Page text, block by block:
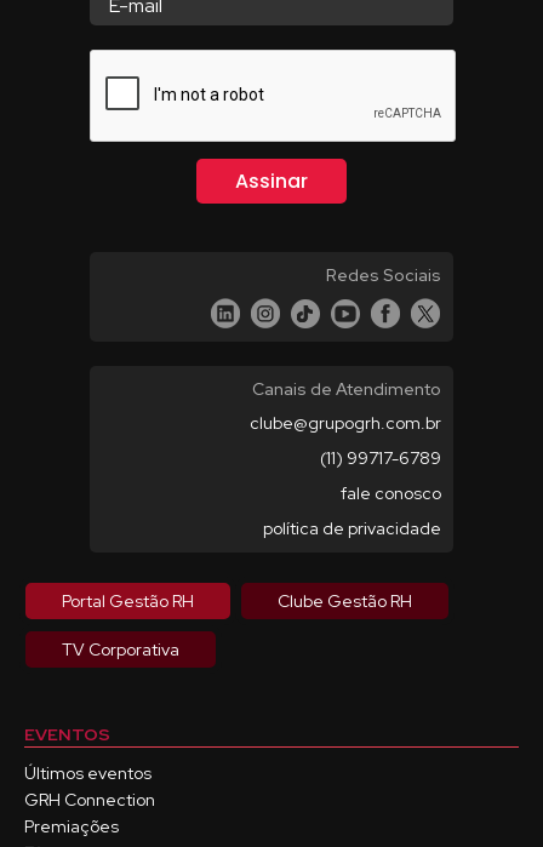
Redes Sociais
Canais de Atendimento
clube@grupogrh.com.br
(11) 99717-6789
fale conosco
política de privacidade
Portal Gestão RH Clube Gestão RH
TV Corporativa
EVENTOS
Últimos eventos
GRH Connection
Premiações